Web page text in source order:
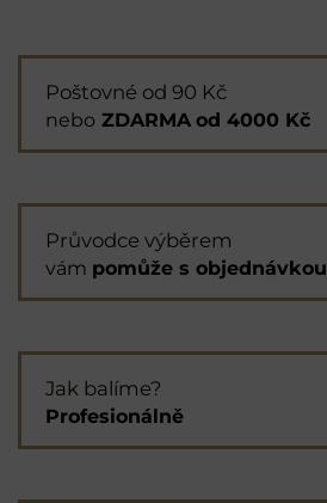
Poštovné od 90 Kč
nebo ZDARMA od 4000 Kč
Průvodce výběrem
vám pomůže s objednávkou
Jak balíme?
Profesionálně